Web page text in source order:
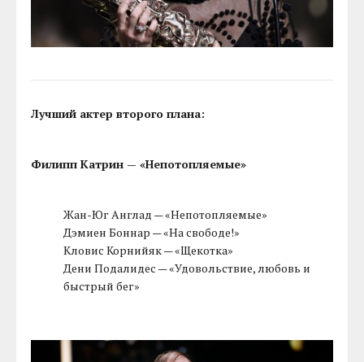
Лучший актер второго плана:
Филипп Катрин — «Непотопляемые»
Жан-Юг Англад — «Непотопляемые»
Дэмиен Боннар — «На свободе!»
Кловис Корнийяк — «Щекотка»
Дени Подалидес — «Удовольствие, любовь и
быстрый бег»